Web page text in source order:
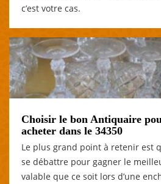
c’est votre cas.
Choisir le bon Antiquaire
acheter dans le 34350
Le plus grand point à retenir est
se débattre pour gagner le
valable que ce soit lors d’une